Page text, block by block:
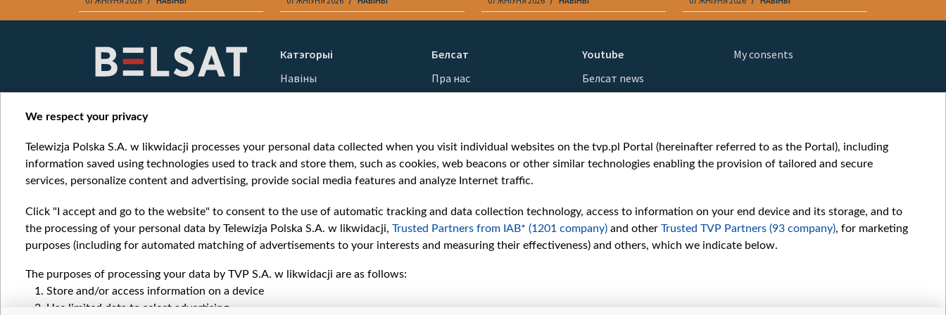
Катэгорыі
Навіны
Вайна
Белсат
Пра нас
Кантакты
Як нас глядзець
Узнагароды
Міжнародная супраца
Ціск з боку ўладаў
Беларусі
Як нас падтрымаць
Youtube
Белсат news
Белсат Shorts
Belsat English
Biełsat PL
Белсат History
Белсат Music
Белсат Doc
My consents
We respect your privacy
Telewizja Polska S.A. w likwidacji processes your personal data collected when you visit individual websites on the tvp.pl Portal (hereinafter referred to as the Portal), including
information saved using technologies used to track and store them, such as cookies, web beacons or other similar technologies enabling the provision of tailored and secure
services, personalize content and advertising, provide social media features and analyze Internet traffic.
Click "I accept and go to the website" to consent to the use of automatic tracking and data collection technology, access to information on your end device and its storage, and to
the processing of your personal data by Telewizja Polska S.A. w likwidacji, Trusted Partners from IAB* (1201 company) and other Trusted TVP Partners (93 company), for marketing
purposes (including for automated matching of advertisements to your interests and measuring their effectiveness) and others, which we indicate below.
The purposes of processing your data by TVP S.A. w likwidacji are as follows:
Store and/or access information on a device
Use limited data to select advertising